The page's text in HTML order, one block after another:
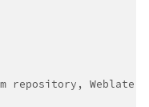
repository,